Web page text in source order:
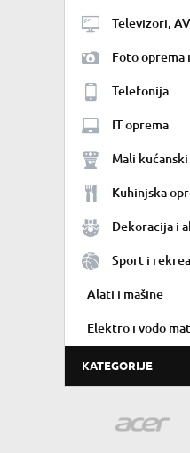
Televizori,
Foto oprema
Telefonija
IT oprema
Mali
Kuhinjska
Dekoracija i
Sport i
Alati i mašine
Elektro i vodo
KATEGORIJE